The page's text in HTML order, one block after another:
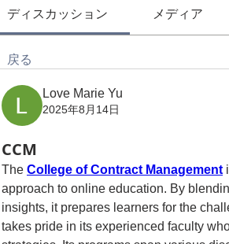
ディスカッション メディア
戻る
Love Marie Yu
2025年8月14日
CCM
The College of Contract Management
approach to online education. By
insights, it prepares learners for the
takes pride in its experienced faculty